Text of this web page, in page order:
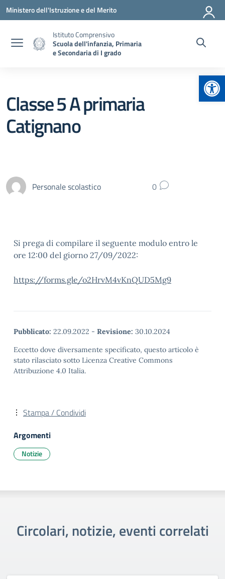
Vai ai contenuti
Vai al menu di navigazione
Vai al footer
Ministero dell'Istruzione e del Merito
Istituto Comprensivo
Scuola dell'infanzia, Primaria
e Secondaria di I grado
Classe 5 A primaria
Catignano
Personale scolastico 0
Si prega di compilare il seguente modulo entro le
ore 12:00 del giorno 27/09/2022:
https://forms.gle/o2HrvM4vKnQUD5Mg9
Pubblicato: 22.09.2022 - Revisione: 30.10.2024
Eccetto dove diversamente specificato, questo articolo è
stato rilasciato sotto Licenza Creative Commons
Attribuzione 4.0 Italia.
Stampa / Condividi
Argomenti
Notizie
Circolari, notizie, eventi correlati